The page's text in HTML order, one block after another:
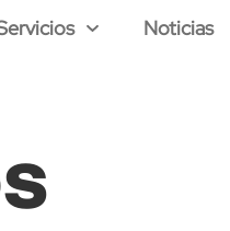
Noticias